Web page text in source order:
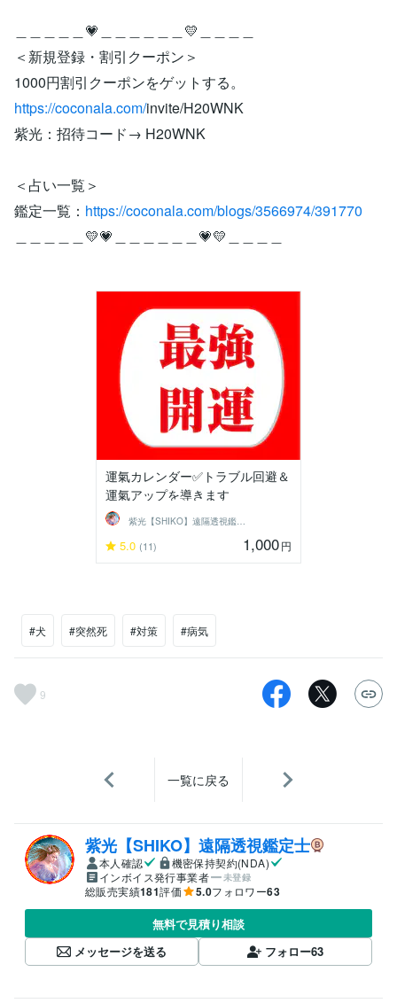
＿＿＿＿＿💗＿＿＿＿＿＿💛＿＿＿＿
＜新規登録・割引クーポン＞
1000円割引クーポンをゲットする。
https://coconala.com/invite/H20WNK
紫光：招待コード→ H20WNK
＜占い一覧＞
鑑定一覧： https://coconala.com/blogs/3566974/391770
＿＿＿＿＿💛💗＿＿＿＿＿＿💗💛＿＿＿＿
運氣カレンダー✅トラブル回避＆
運氣アップを導きます
紫光【SHIKO】遠隔透視鑑定士
5.0 (11) 1,000円
#犬 #突然死 #対策 #病気
9
一覧に戻る
紫光【SHIKO】遠隔透視鑑定士
本人確認
機密保持契約(NDA)
インボイス発行事業者
未登録
総販売実績181評価 5.0フォロワー63
無料で見積り相談
メッセージを送る
フォロー63